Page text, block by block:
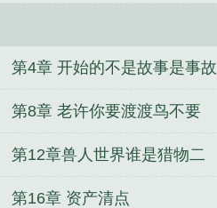
第4章 开始的不是故事是事故
第8章 老许你要渡渡鸟不要
第12章兽人世界谁是猎物二
第16章 资产清点